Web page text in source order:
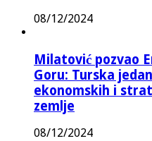
08/12/2024
Milatović pozvao
Goru: Turska
ekonomskih i
zemlje
08/12/2024